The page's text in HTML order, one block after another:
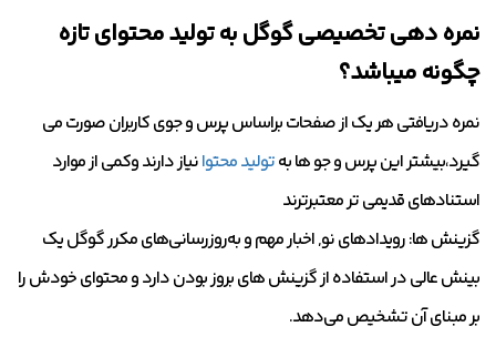
نمره دهی تخصیصی گوگل به تولید محتوای تازه
چگونه میباشد؟
نمره دریافتی هر یک از صفحات براساس پرس و جوی کاربران صورت می
گیرد،بیشتر این پرس و جو ها بهتولید محتوانیاز دارند وکمی از موارد
استنادهای قدیمی تر معتبرترند
گزینش ها: رویدادهای نو, اخبار مهم و به‌روزرسانی‌های مکرر گوگل یک
بینش عالی در استفاده از گزینش های بروز بودن دارد و محتوای خودش را
بر مبنای آن تشخیص می‌دهد.